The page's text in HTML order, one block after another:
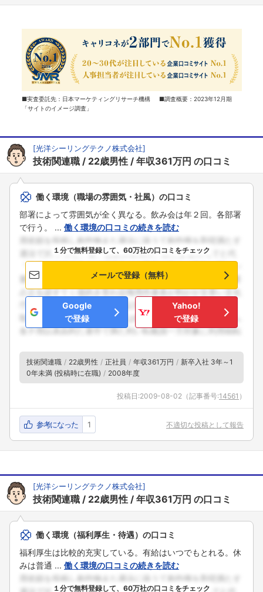
■実査委託先：日本マーケティングリサーチ機構 ■調査概要：2023年12月期
「サイトのイメージ調査」
[光洋シーリングテクノ株式会社]
技術関連職 22歳男性 年収361万円 の口コミ
働く環境（職場の雰囲気・社風）の口コミ
部署によって雰囲気が全く異なる。飲み会は年２回。各部署
で行う。 ... 働く環境の口コミの続きを読む
１分で無料登録して、60万社の口コミをチェック
メールで登録（無料）
Google
で登録
Yahoo!
で登録
技術関連職 22歳男性 正社員 年収361万円
新卒入社 3年～1
0年未満 (投稿時に在職)
2008年度
投稿日:2009-08-02 （記事番号:14561 ）
参考になった 1 不適切な投稿として報告
[光洋シーリングテクノ株式会社]
技術関連職 22歳男性 年収361万円 の口コミ
働く環境（福利厚生・待遇）の口コミ
福利厚生は比較的充実している。有給はいつでもとれる。休
みは普通 ... 働く環境の口コミの続きを読む
１分で無料登録して、60万社の口コミをチェック